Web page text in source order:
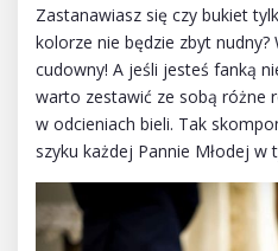
Zastanawiasz się czy bukiet
kolorze nie będzie zbyt nudny?
cudowny! A jeśli jesteś fanką
warto zestawić ze sobą różne
w odcieniach bieli. Tak
szyku każdej Pannie Młodej w